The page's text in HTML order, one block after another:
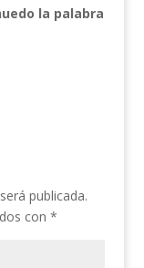
la palabra
publicada.
con *